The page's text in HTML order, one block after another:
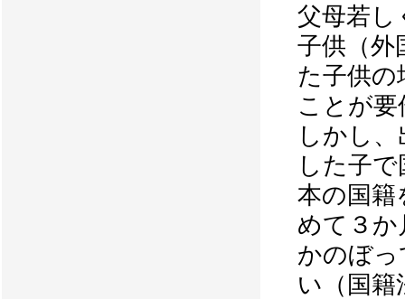
父母若し
子供（外
た子供の
ことが
しかし
した子
本の国籍
めて３
かのぼ
い（国籍